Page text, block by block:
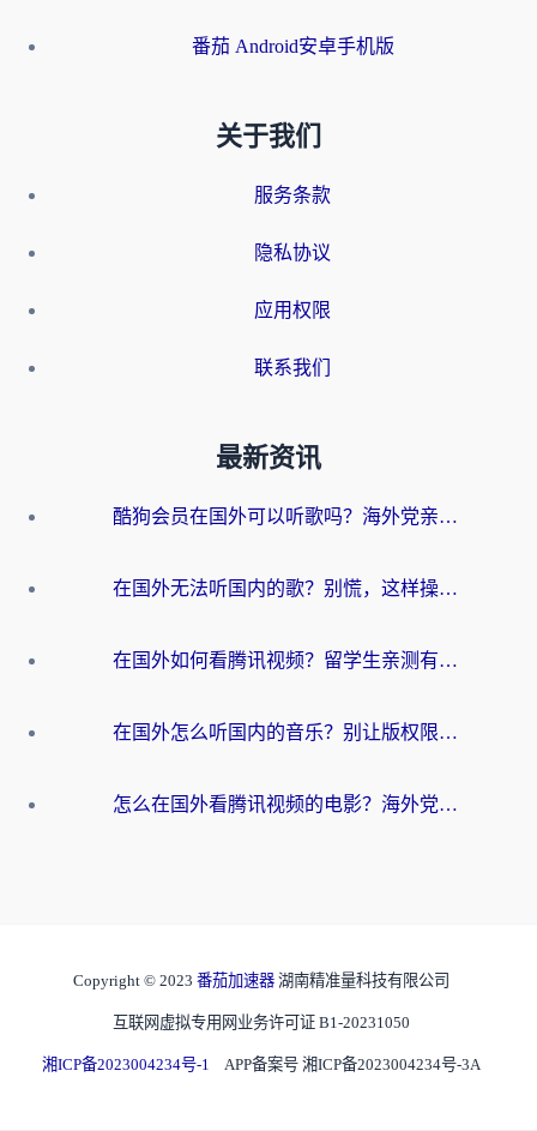
番茄 Android安卓手机版
关于我们
服务条款
隐私协议
应用权限
联系我们
最新资讯
酷狗会员在国外可以听歌吗？海外党亲测有效：3步解决音乐权限难题
在国外无法听国内的歌？别慌，这样操作就能畅听QQ音乐（附亲测加速器推荐）
在国外如何看腾讯视频？留学生亲测有效的回国加速方案
在国外怎么听国内的音乐？别让版权限制断了你的华语歌单
怎么在国外看腾讯视频的电影？海外党亲测有效的回国加速指南
Copyright © 2023 番茄加速器 湖南精准量科技有限公司
互联网虚拟专用网业务许可证 B1-20231050
湘ICP备2023004234号-1 APP备案号 湘ICP备2023004234号-3A